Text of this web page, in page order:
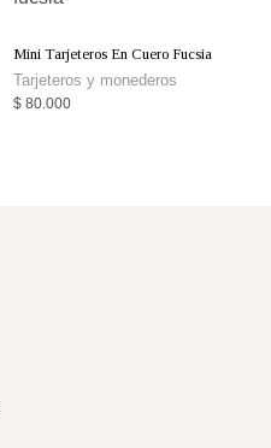
Mini Tarjeteros En Cuero Fucsia
Tarjeteros y monederos
$ 80.000